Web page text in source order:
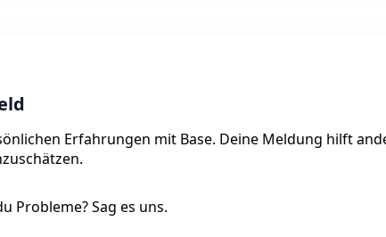
Erfahrungen mit Base. Deine Meldung hilft
Probleme? Sag es uns.